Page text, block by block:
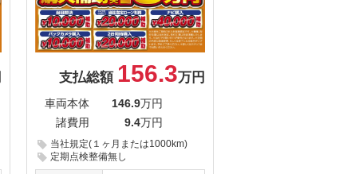
支払総額 156.3万円
車両本体 146.9万円
諸費用
9.4万円
当社規定(１ヶ月または1000km)
定期点検整備無し